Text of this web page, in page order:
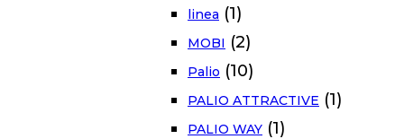
linea (1)
MOBI (2)
Palio (10)
PALIO ATTRACTIVE (1)
PALIO WAY (1)